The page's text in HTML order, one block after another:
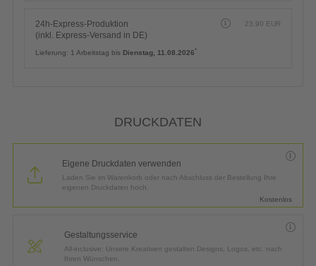
24h-Express-Produktion
(inkl. Express-Versand in DE)
23,90 EUR
Lieferung: 1 Arbeitstag bis Dienstag, 11.08.2026*
DRUCKDATEN
Eigene Druckdaten verwenden
Laden Sie im Warenkorb oder nach Abschluss der Bestellung Ihre
eigenen Druckdaten hoch.
Kostenlos
Gestaltungsservice
All-inclusive: Unsere Kreativen gestalten Designs, Logos, etc. nach
Ihren Wünschen.